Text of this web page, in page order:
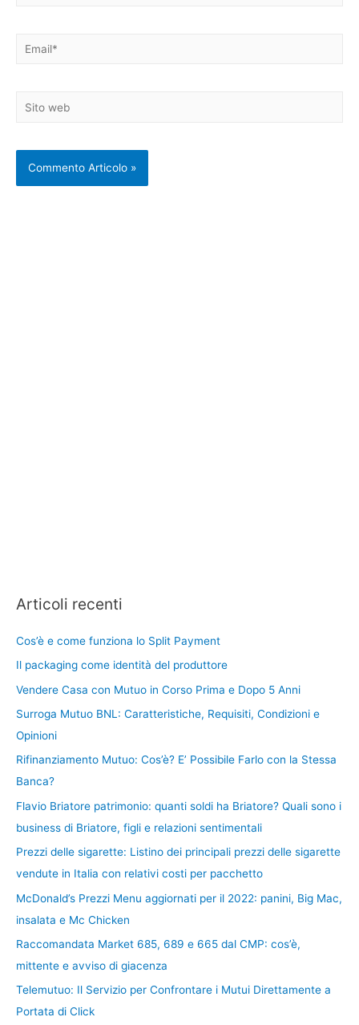
Email*
Sito
Articoli recenti
Cos’è e come funziona lo Split Payment
Il packaging come identità del produttore
Vendere Casa con Mutuo in Corso Prima e Dopo 5 Anni
Surroga Mutuo BNL: Caratteristiche, Requisiti, Condizioni e
Opinioni
Rifinanziamento Mutuo: Cos’è? E’ Possibile Farlo con la Stessa
Banca?
Flavio Briatore patrimonio: quanti soldi ha Briatore? Quali sono i
business di Briatore, figli e relazioni sentimentali
Prezzi delle sigarette: Listino dei principali prezzi delle sigarette
vendute in Italia con relativi costi per pacchetto
McDonald’s Prezzi Menu aggiornati per il 2022: panini, Big Mac,
insalata e Mc Chicken
Raccomandata Market 685, 689 e 665 dal CMP: cos’è,
mittente e avviso di giacenza
Telemutuo: Il Servizio per Confrontare i Mutui Direttamente a
Portata di Click